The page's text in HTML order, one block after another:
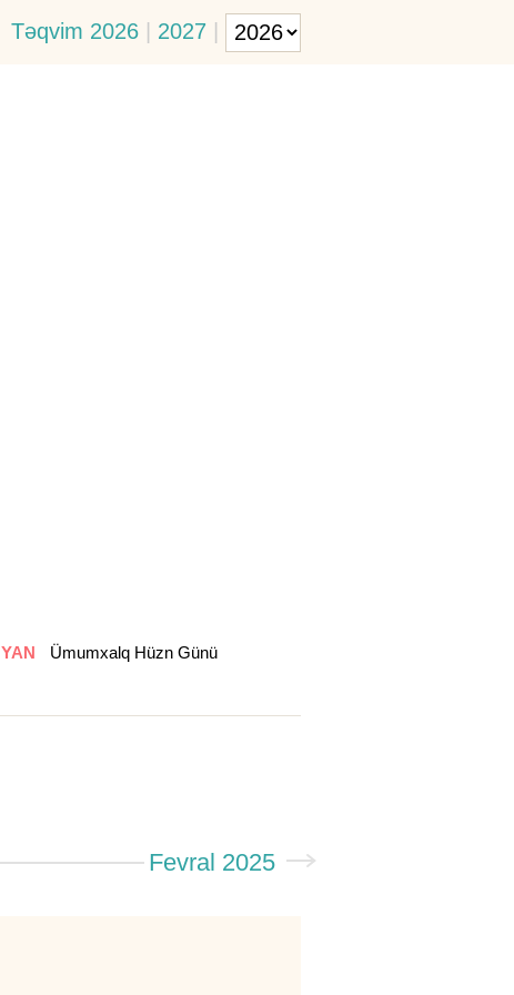
Təqvim 2026 | 2027 |
YAN Ümumxalq Hüzn Günü
Fevral 2025